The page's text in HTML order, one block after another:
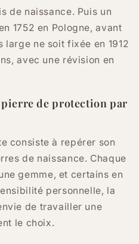
de naissance. Puis un
1752 en Pologne, avant
ne soit fixée en 1912
avec une révision en
de protection par
consiste à repérer son
de naissance. Chaque
gemme, et certains en
personnelle, la
de travailler une
le choix.